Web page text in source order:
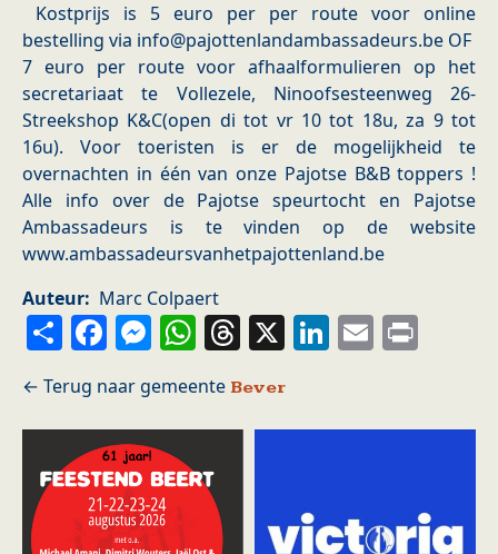
Kostprijs is 5 euro per per route voor online
bestelling via info@pajottenlandambassadeurs.be OF
7 euro per route voor afhaalformulieren op het
secretariaat te Vollezele, Ninoofsesteenweg 26-
Streekshop K&C(open di tot vr 10 tot 18u, za 9 tot
16u). Voor toeristen is er de mogelijkheid te
overnachten in één van onze Pajotse B&B toppers !
Alle info over de Pajotse speurtocht en Pajotse
Ambassadeurs is te vinden op de website
www.ambassadeursvanhetpajottenland.be
Auteur
Marc Colpaert
ShareFacebook
Messenger
WhatsApp
Threads
X LinkedIn
Email
Bever